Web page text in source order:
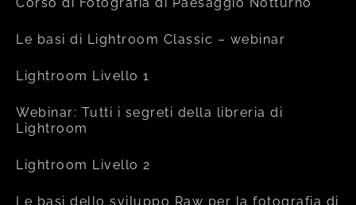
Corso di Fotografia di Paesaggio Notturno
Le basi di Lightroom Classic – webinar
Lightroom Livello 1
Webinar: Tutti i segreti della libreria di
Lightroom
Lightroom Livello 2
Le basi dello sviluppo Raw per la fotografia di